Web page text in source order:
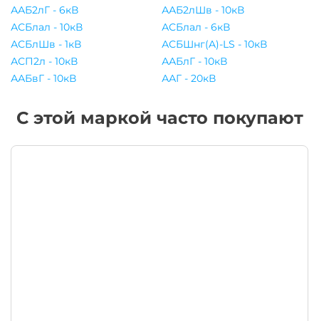
ААБ2лГ - 6кВ
ААБ2лШв - 10кВ
АСБлал - 10кВ
АСБлал - 6кВ
АСБлШв - 1кВ
АСБШнг(A)-LS - 10кВ
АСП2л - 10кВ
ААБлГ - 10кВ
ААБвГ - 10кВ
ААГ - 20кВ
С этой маркой часто покупают